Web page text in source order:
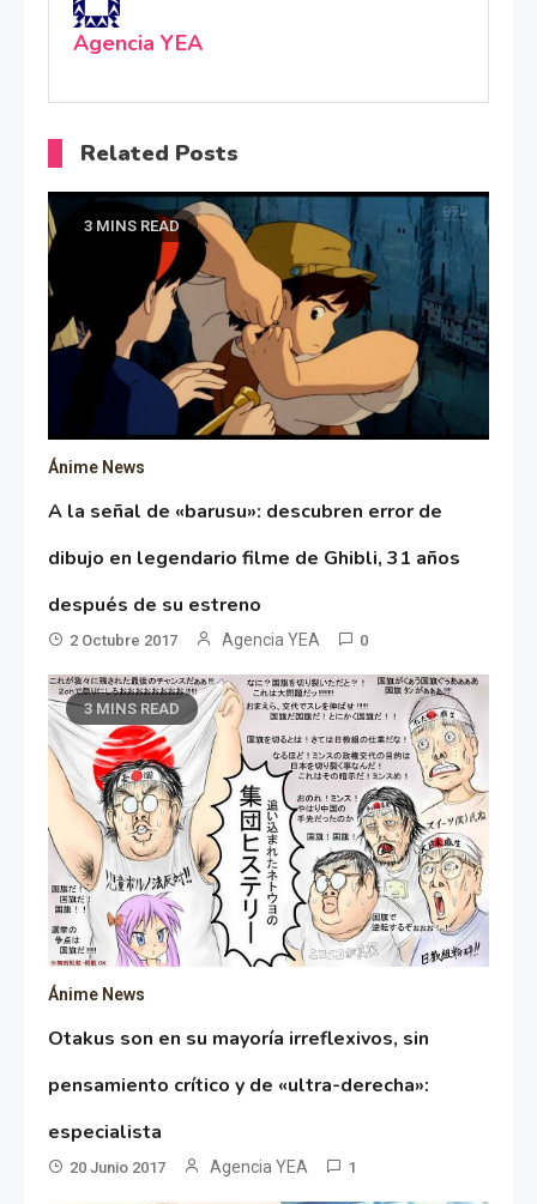
Agencia YEA
Related Posts
3 MINS READ
Ánime News
A la señal de «barusu»: descubren error de
dibujo en legendario filme de Ghibli, 31 años
después de su estreno
2 Octubre 2017 Agencia YEA 0
3 MINS READ
Ánime News
Otakus son en su mayoría irreflexivos, sin
pensamiento crítico y de «ultra-derecha»:
especialista
20 Junio 2017 Agencia YEA 1